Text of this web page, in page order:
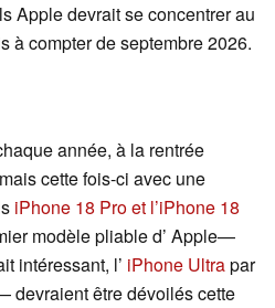
Apple devrait se concentrer au
à compter de septembre 2026.
année, à la rentrée
cette fois-ci avec une
iPhone 18 Pro et l’iPhone 18
modèle pliable d’ Apple—
intéressant, l’ iPhone Ultrapar
devraient être dévoilés cette